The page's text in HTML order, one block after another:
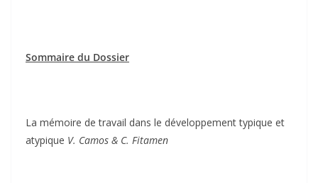
Sommaire du Dossier
La mémoire de travail dans le développement typique et
atypique V. Camos & C. Fitamen